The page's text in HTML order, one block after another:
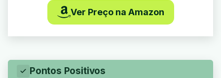
Ver Preço na Amazon
Pontos Positivos